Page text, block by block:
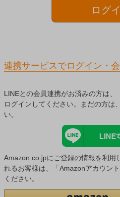
ログ
連携サービスでログイン・
LINEとの会員連携がお済みの方は、
ログインしてください。まだの方は、
い。
Amazon.co.jpにご登録の情報を利用
れるお客様は、「Amazonアカウン
ください。